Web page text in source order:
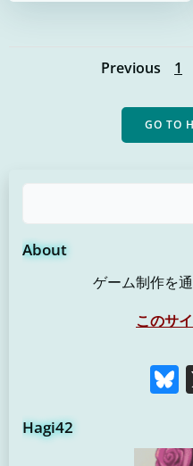
Posts
Previous 1
GO TO
About
ゲーム制作を
このサ
Hagi42